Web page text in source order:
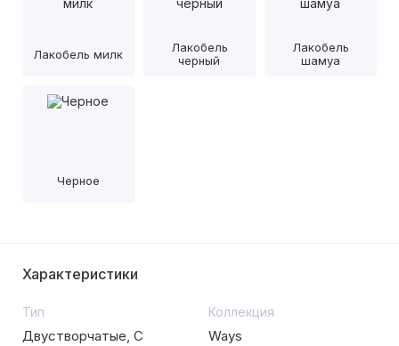
Лакобель милк
Лакобель
черный
Лакобель
шамуа
Черное
Характеристики
Тип
Двустворчатые, С
Коллекция
Ways